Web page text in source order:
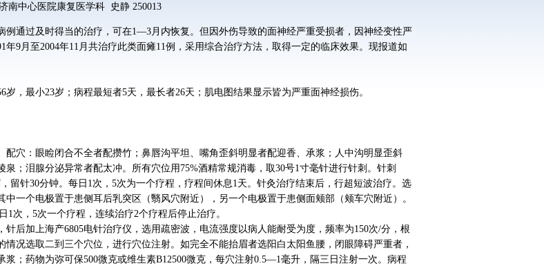
南中心医院康复医学科 史静 250013
例通过及时得当的治疗，可在1—3月内恢复。但因外伤导致的面神经严重受损者，因神经变性严
9月至2004年11月共治疗此类面瘫11例，采用综合治疗方法，取得一定的临床效果。现报道如
，最小23岁；病程最短者5天，最长者26天；肌电图结果显示皆为严重面神经损伤。
穴：眼睑闭合不全者配攒竹；鼻唇沟平坦、嘴角歪斜明显者配迎香、承浆；人中沟明显歪斜
；泪腺分泌异常者配太冲。所有穴位用75%酒精常规消毒，取30号1寸毫针进行针刺。针刺
留针30分钟。每日1次，5次为一个疗程，疗程间休息1天。针灸治疗结束后，行超短波治疗。选
一个电极置于患侧耳后乳突区（翳风穴附近），另一个电极置于患侧面颊部（颊车穴附近）。
次，5次一个疗程，连续治疗2个疗程后停止治疗。
后加上海产6805电针治疗仪，选用疏密波，电流强度以病人能耐受为度，频率为150次/分，根
况选取二到三个穴位，进行穴位注射。如完全不能抬眉者选阳白太阳鱼腰，闭眼障碍严重者，
；药物为弥可保500微克或维生素B12500微克，每穴注射0.5—1毫升，隔三日注射一次。病程